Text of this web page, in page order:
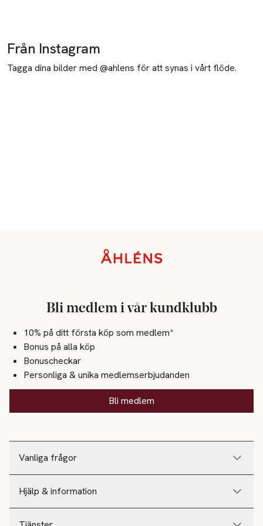
Från Instagram
Tagga dina bilder med @ahlens för att synas i vårt flöde.
Vanliga frågor
Hjälp & information
Bli medlem i vår kundklubb
10% på ditt första köp som medlem*
Bonus på alla köp
Bonuscheckar
Personliga & unika medlemserbjudanden
Bli medlem